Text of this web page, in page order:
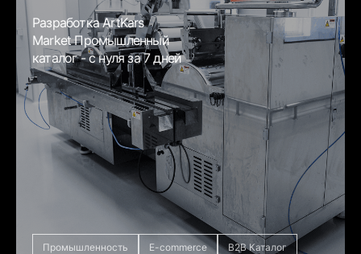
Разработка ArtKars
Market Промышленный
каталог - с нуля за 7 дней
Промышленность E-commerce B2B Каталог